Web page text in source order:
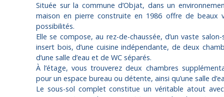
Située sur la commune d’Objat, dans un
maison en pierre construite en 1986 offre de beaux
possibilités.
Elle se compose, au rez-de-chaussée, d’un vaste
insert bois, d’une cuisine indépendante, de deux
d’une salle d’eau et de WC séparés.
À l’étage, vous trouverez deux chambres
pour un espace bureau ou détente, ainsi qu’une salle
Le sous-sol complet constitue un véritable atout